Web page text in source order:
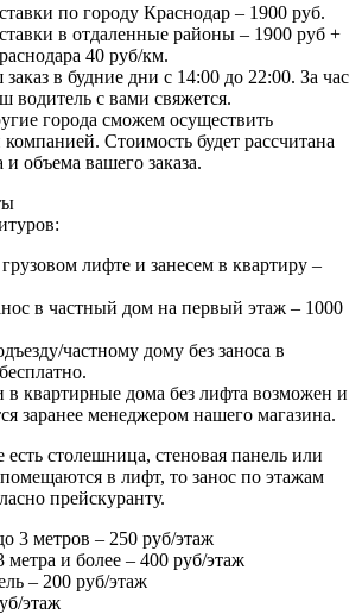
по городу Краснодар – 1900 руб.
в отдаленные районы – 1900 руб +
40 руб/км.
в будние дни с 14:00 до 22:00. За час
водитель с вами свяжется.
города сможем осуществить
Стоимость будет рассчитана
и объема вашего заказа.
лифте и занесем в квартиру –
в частный дом на первый этаж – 1000
частному дому без заноса в
квартирные дома без лифта возможен и
заранее менеджером нашего магазина.
есть столешница, стеновая панель или
в лифт, то занос по этажам
прейскуранту.
3 метров – 250 руб/этаж
и более – 400 руб/этаж
– 200 руб/этаж
этаж